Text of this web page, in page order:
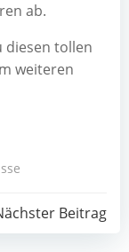
ab.
die­sen tol­len
wei­te­ren
Beitrag